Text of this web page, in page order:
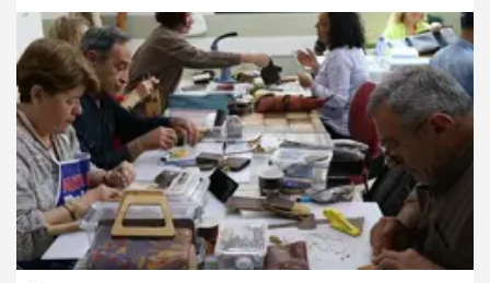
30.04.2026 Gündem